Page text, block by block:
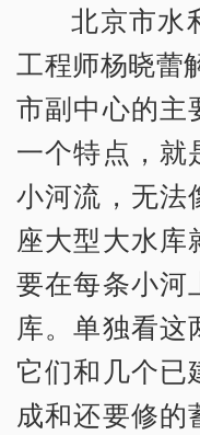
北京市水
工程师杨晓蕾
市副中心的主
一个特点，就
小河流，无法
座大型大水库
要在每条小河
库。单独看这
它们和几个已
成和还要修的